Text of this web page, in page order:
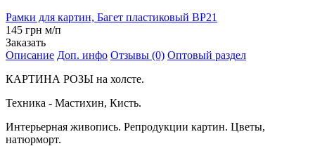
Рамки для картин, Багет пластиковый BP21
145 грн м/п
Заказать
Описание Доп. инфо Отзывы (0) Оптовый раздел
КАРТИНА РОЗЫ на холсте.
Техника - Мастихин, Кисть.
Интерьерная живопись. Репродукции картин. Цветы,
натюрморт.